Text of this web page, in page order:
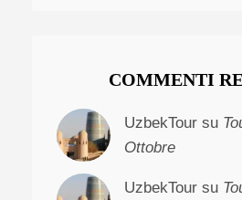
COMMENTI
UzbekTour su
Ottobre
UzbekTour su